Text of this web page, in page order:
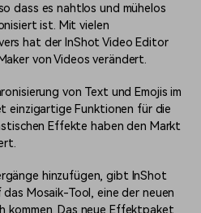
dass es nahtlos und mühelos
ist. Mit vielen
hat der InShot Video Editor
von Videos verändert.
von Text und Emojis im
einzigartige Funktionen für die
Effekte haben den Markt
hinzufügen, gibt InShot
Mosaik-Tool, eine der neuen
kommen. Das neue Effektpaket